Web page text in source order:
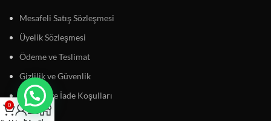
Mesafeli Satış Sözleşmesi
Üyelik Sözleşmesi
Ödeme ve Teslimat
Gizlilik ve Güvenlik
Garanti ve İade Koşulları
0